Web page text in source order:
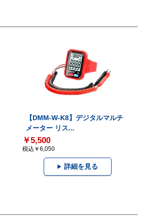
【DMM-W-K8】デジタルマルチ
メーター リス...
￥5,500
税込￥6,050
詳細を見る